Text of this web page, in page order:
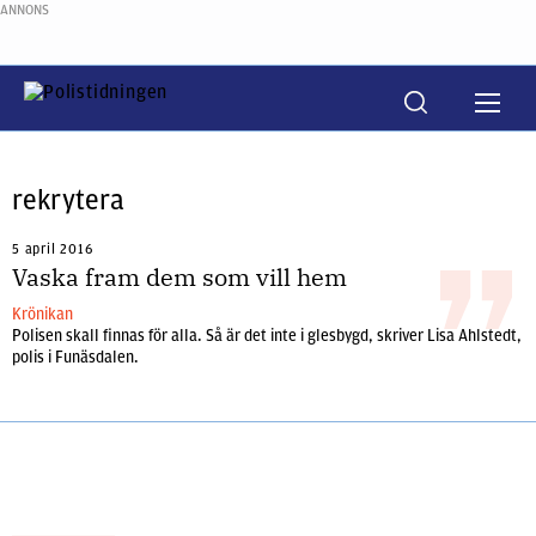
ANNONS
rekrytera
5 april 2016
Vaska fram dem som vill hem
Krönikan
Polisen skall finnas för alla. Så är det inte i glesbygd, skriver Lisa Ahlstedt,
polis i Funäsdalen.